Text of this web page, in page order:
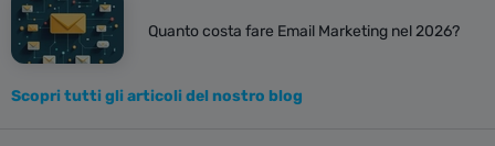
Quanto costa fare Email Marketing nel 2026?
Scopri tutti gli articoli del nostro blog